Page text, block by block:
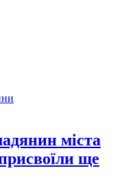
міста
ще